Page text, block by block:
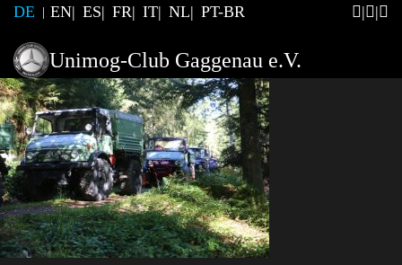
DE EN ES FR IT NL PT-BR
Unimog-Club Gaggenau e.V.